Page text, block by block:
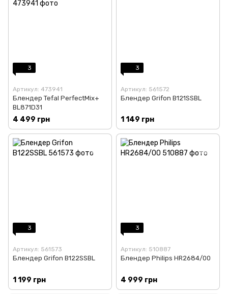
3
Артикул: 473941
Блендер Tefal PerfectMix+
BL871D31
4 499 грн
3
Артикул: 561572
Блендер Grifon B121SSBL
1 149 грн
3
Артикул: 561573
Блендер Grifon B122SSBL
1 199 грн
3
Артикул: 510887
Блендер Philips HR2684/00
4 999 грн